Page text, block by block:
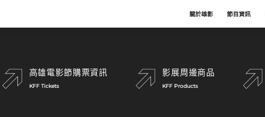
關於雄影 節目資訊
高雄電影節購票資訊
KFF Tickets
影展周邊商品
KFF Products